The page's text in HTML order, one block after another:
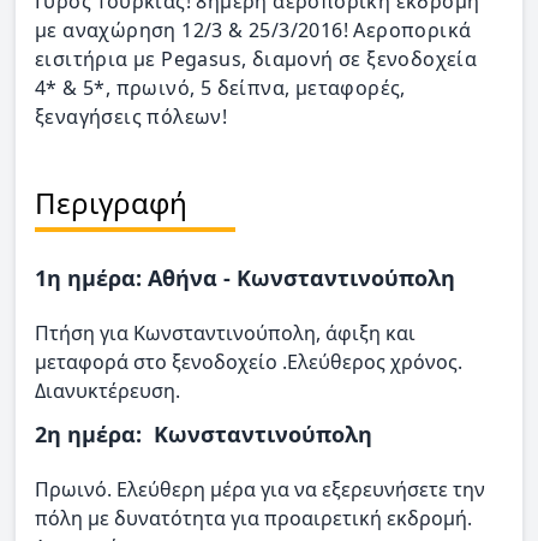
με αναχώρηση 12/3 & 25/3/2016! Αεροπορικά
εισιτήρια με Pegasus, διαμονή σε ξενοδοχεία
4* & 5*, πρωινό, 5 δείπνα, μεταφορές,
ξεναγήσεις πόλεων!
Περιγραφή
1η ημέρα: Αθήνα - Κωνσταντινούπολη
Πτήση για Κωνσταντινούπολη, άφιξη και
μεταφορά στο ξενοδοχείο .Ελεύθερος χρόνος.
Διανυκτέρευση.
2η ημέρα: Κωνσταντινούπολη
Πρωινό. Ελεύθερη μέρα για να εξερευνήσετε την
πόλη με δυνατότητα για προαιρετική εκδρομή.